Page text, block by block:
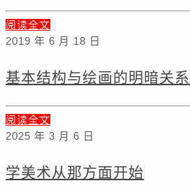
阅读全文
2019 年 6 月 18 日
基本结构与绘画的明暗关系
阅读全文
2025 年 3 月 6 日
学美术从那方面开始